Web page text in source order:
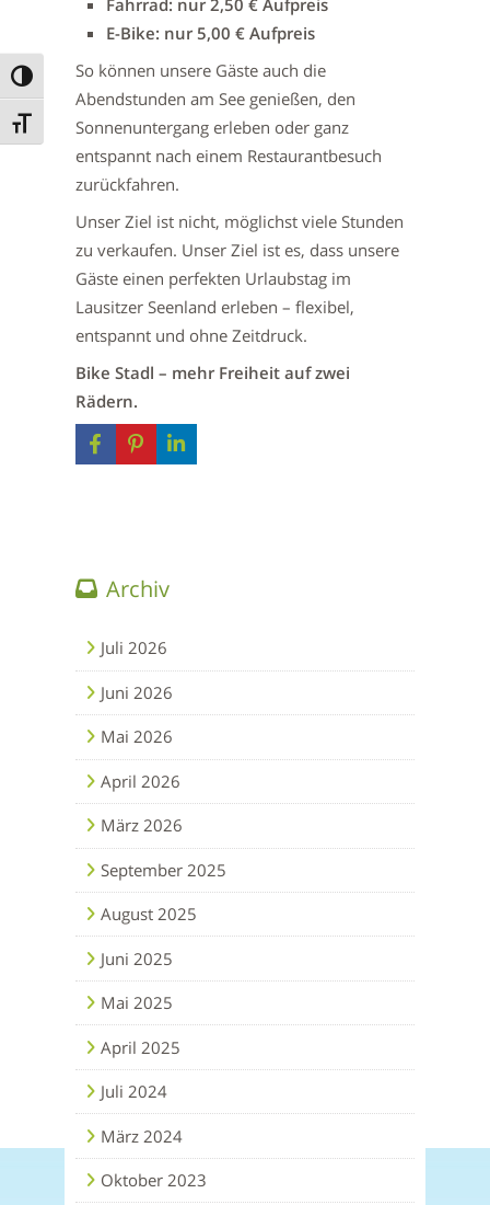
Umschalten auf hohe Kontraste
Schrift vergrößern
Fahrrad: nur 2,50 € Aufpreis
E-Bike: nur 5,00 € Aufpreis
So können unsere Gäste auch die
Abendstunden am See genießen, den
Sonnenuntergang erleben oder ganz
entspannt nach einem Restaurantbesuch
zurückfahren.
Unser Ziel ist nicht, möglichst viele Stunden
zu verkaufen. Unser Ziel ist es, dass unsere
Gäste einen perfekten Urlaubstag im
Lausitzer Seenland erleben – flexibel,
entspannt und ohne Zeitdruck.
Bike Stadl – mehr Freiheit auf zwei
Rädern.
Archiv
Juli 2026
Juni 2026
Mai 2026
April 2026
März 2026
September 2025
August 2025
Juni 2025
Mai 2025
April 2025
Juli 2024
März 2024
Oktober 2023